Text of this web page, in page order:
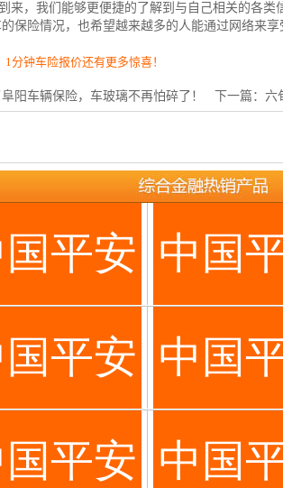
来，我们能够更便捷的了解到与自己相关的各
保险情况，也希望越来越多的人能通过网络来享
分钟车险报价还有更多惊喜！
阳车辆保险，车玻璃不再怕碎了！ 下一篇： 六